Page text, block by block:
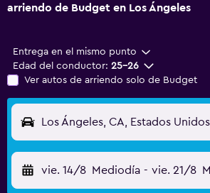
arriendo de Budget en Los Ángeles
Entrega en el mismo punto
Edad del conductor: 25-26
Ver autos de arriendo solo de Budget
Los Ángeles, CA, Estados Unidos
vie. 14/8 Mediodía - vie. 21/8